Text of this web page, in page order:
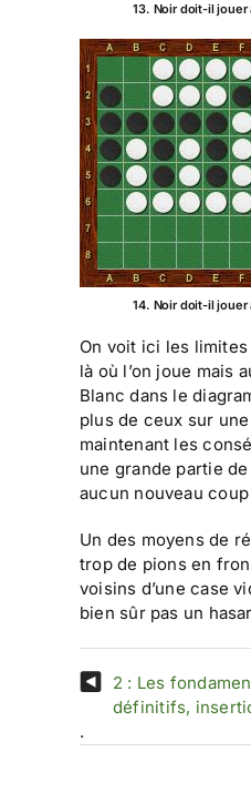
13. Noir doit-il jouer
14. Noir doit-il jouer
On voit ici les limites
là où l’on joue mais
Blanc dans le
plus de ceux sur
maintenant les
une grande partie
aucun nouveau
Un des moyens de
trop de pions en
voisins d’une case
bien sûr pas un
2 : Les
définitifs,
.